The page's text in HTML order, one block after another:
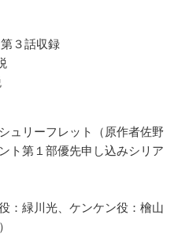
３話収録
ュリーフレット（原作者佐野
ト第１部優先申し込みシリア
：緑川光、ケンケン役：檜山